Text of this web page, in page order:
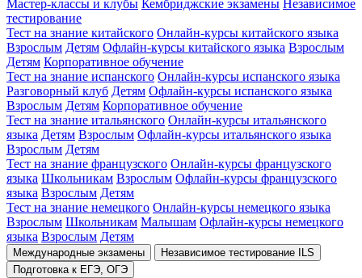
Мастер-классы и клубы Кембриджские экзамены Независимое
тестирование
Тест на знание китайского Онлайн-курсы китайского языка
Взрослым Детям Офлайн-курсы китайского языка Взрослым
Детям Корпоративное обучение
Тест на знание испанского Онлайн-курсы испанского языка
Разговорный клуб Детям Офлайн-курсы испанского языка
Взрослым Детям Корпоративное обучение
Тест на знание итальянского Онлайн-курсы итальянского
языка Детям Взрослым Офлайн-курсы итальянского языка
Взрослым Детям
Тест на знание французского Онлайн-курсы французского
языка Школьникам Взрослым Офлайн-курсы французского
языка Взрослым Детям
Тест на знание немецкого Онлайн-курсы немецкого языка
Взрослым Школьникам Малышам Офлайн-курсы немецкого
языка Взрослым Детям
Международные экзамены
Независимое тестирование ILS
Подготовка к ЕГЭ, ОГЭ